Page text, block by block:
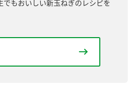
でもおいしい新玉ねぎのレシピを